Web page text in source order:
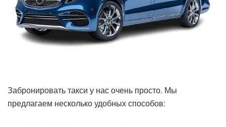
Забронировать такси у нас очень просто. Мы
предлагаем несколько удобных способов: